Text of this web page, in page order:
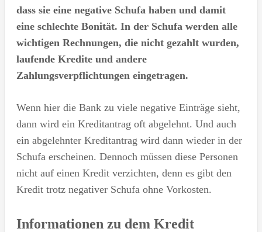
dass sie eine negative Schufa haben und damit
eine schlechte Bonität. In der Schufa werden alle
wichtigen Rechnungen, die nicht gezahlt wurden,
laufende Kredite und andere
Zahlungsverpflichtungen eingetragen.
Wenn hier die Bank zu viele negative Einträge sieht,
dann wird ein Kreditantrag oft abgelehnt. Und auch
ein abgelehnter Kreditantrag wird dann wieder in der
Schufa erscheinen. Dennoch müssen diese Personen
nicht auf einen Kredit verzichten, denn es gibt den
Kredit trotz negativer Schufa ohne Vorkosten.
Informationen zu dem Kredit